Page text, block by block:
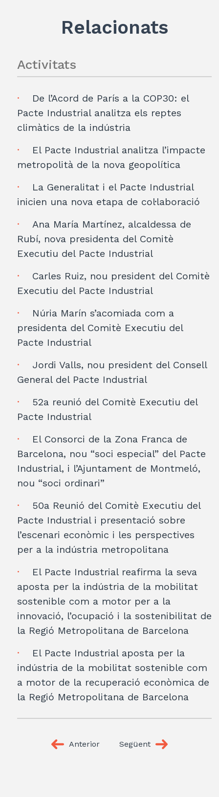
Relacionats
Activitats
De l’Acord de París a la COP30: el
Pacte Industrial analitza els reptes
climàtics de la indústria
El Pacte Industrial analitza l’impacte
metropolità de la nova geopolítica
La Generalitat i el Pacte Industrial
inicien una nova etapa de col·laboració
Ana María Martínez, alcaldessa de
Rubí, nova presidenta del Comitè
Executiu del Pacte Industrial
Carles Ruiz, nou president del Comitè
Executiu del Pacte Industrial
Núria Marín s’acomiada com a
presidenta del Comitè Executiu del
Pacte Industrial
Jordi Valls, nou president del Consell
General del Pacte Industrial
52a reunió del Comitè Executiu del
Pacte Industrial
El Consorci de la Zona Franca de
Barcelona, nou “soci especial” del Pacte
Industrial, i l’Ajuntament de Montmeló,
nou “soci ordinari”
50a Reunió del Comitè Executiu del
Pacte Industrial i presentació sobre
l’escenari econòmic i les perspectives
per a la indústria metropolitana
El Pacte Industrial reafirma la seva
aposta per la indústria de la mobilitat
sostenible com a motor per a la
innovació, l’ocupació i la sostenibilitat de
la Regió Metropolitana de Barcelona
El Pacte Industrial aposta per la
indústria de la mobilitat sostenible com
a motor de la recuperació econòmica de
la Regió Metropolitana de Barcelona
Anterior Següent